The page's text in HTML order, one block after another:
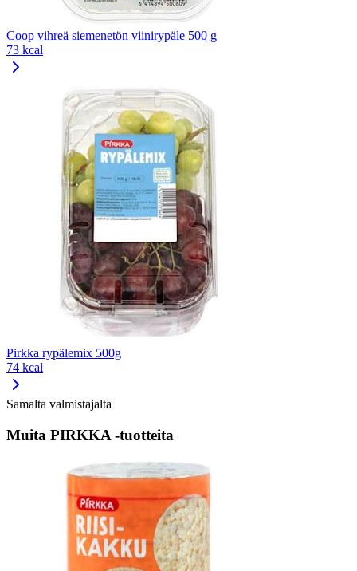
Coop vihreä siemenetön viinirypäle 500 g
73 kcal
Pirkka rypälemix 500g
74 kcal
Samalta valmistajalta
Muita PIRKKA -tuotteita